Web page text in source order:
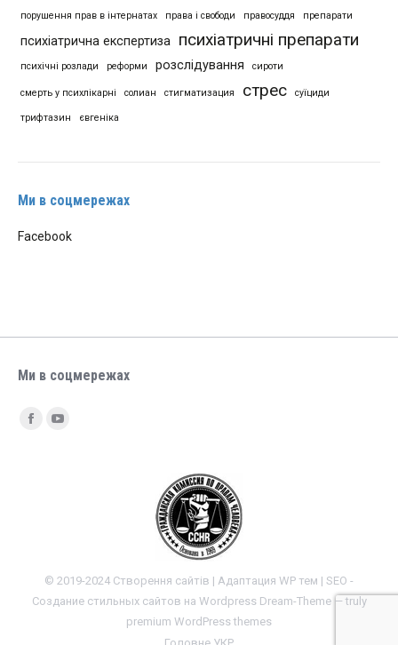
порушення прав в інтернатах права і свободи правосуддя препарати
психіатрична експертиза психіатричні препарати
психічні розлади реформи розслідування сироти
смерть у психлікарні солиан стигматизация стрес суїциди
трифтазин євгеніка
Ми в соцмережах
Facebook
Ми в соцмережах
Find us on:
FacebookYouTube
© 2019-2024 Створення сайтів | Адаптация WP тем | SEO -
Создание стильных сайтов на WordpressDream-Theme — truly
premium WordPress themes